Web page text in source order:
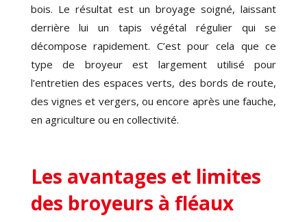
bois. Le résultat est un broyage soigné, laissant
derrière lui un tapis végétal régulier qui se
décompose rapidement. C’est pour cela que ce
type de broyeur est largement utilisé pour
l’entretien des espaces verts, des bords de route,
des vignes et vergers, ou encore après une fauche,
en agriculture ou en collectivité.
Les avantages et limites
des broyeurs à fléaux